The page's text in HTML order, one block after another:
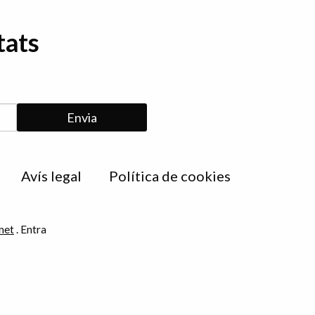
Avís legal Política de cookies
. Entra